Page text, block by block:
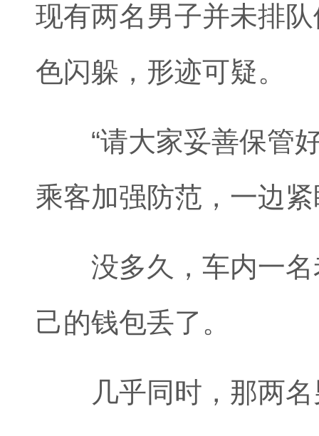
现有两名男子并未排
色闪躲，形迹可疑。
“请大家妥善保管好
乘客加强防范，一边
没多久，车内一名
己的钱包丢了。
几乎同时，那两名